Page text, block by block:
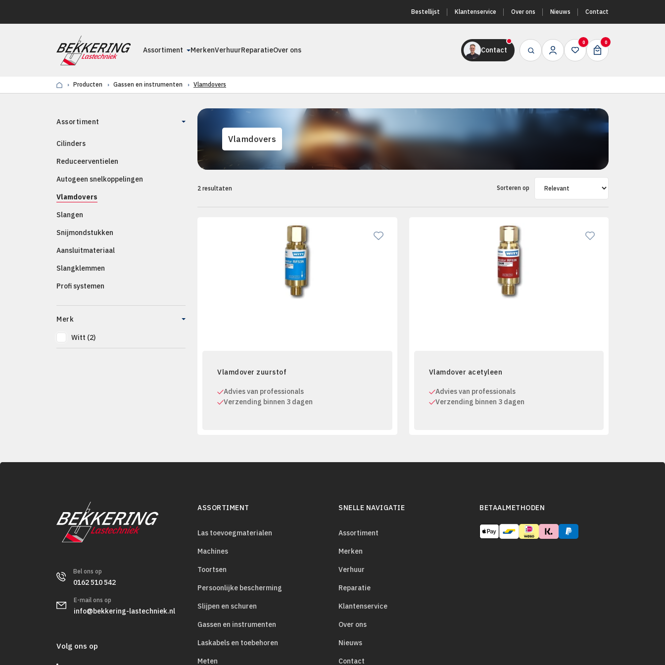
Bestellijst Klantenservice Over ons Nieuws Contact
Assortiment MerkenVerhuurReparatieOver ons Contact
0 0
Producten Gassen en instrumenten Vlamdovers
Assortiment
Cilinders
Reduceerventielen
Autogeen snelkoppelingen
Vlamdovers
Slangen
Snijmondstukken
Aansluitmateriaal
Slangklemmen
Profi systemen
Merk
Witt (2)
Vlamdovers
2 resultaten Sorteren op
Vlamdover zuurstof
Advies van professionals
Verzending binnen 3 dagen
Vlamdover acetyleen
Advies van professionals
Verzending binnen 3 dagen
Bel ons op
0162 510 542
E-mail ons op
info@bekkering-lastechniek.nl
Volg ons op
ASSORTIMENT
Las toevoegmaterialen
Machines
Toortsen
Persoonlijke bescherming
Slijpen en schuren
Gassen en instrumenten
Laskabels en toebehoren
Meten
SNELLE NAVIGATIE
Assortiment
Merken
Verhuur
Reparatie
Klantenservice
Over ons
Nieuws
Contact
BETAALMETHODEN